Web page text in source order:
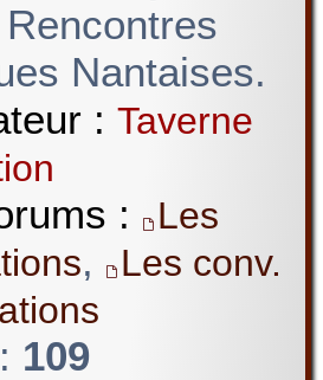
Nantaises.
: Taverne
:
Les
,
Les conv.
109